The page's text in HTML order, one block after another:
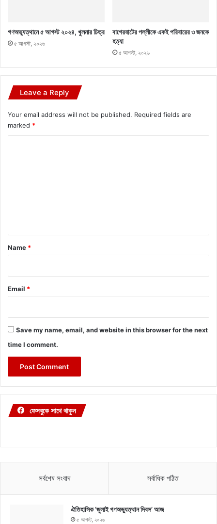
গণঅভ্যুত্থানে ৫ আগস্ট ২০২৪, খুলনার চিত্র
৫ আগস্ট, ২০২৬
বাগেরহাটের পল্লীকে একই পরিবারের ৩ জনকে
হত্যা
৫ আগস্ট, ২০২৬
Leave a Reply
Your email address will not be published. Required fields are
marked *
*
Name *
Email *
Save my name, email, and website in this browser for the next
time I comment.
ফেসবুকে সাথে থাকুন
সর্বশেষ সংবাদ সর্বাধিক পঠিত
ঐতিহাসিক ‘জুলাই গণঅভ্যুত্থান দিবস’ আজ
৫ আগস্ট, ২০২৬